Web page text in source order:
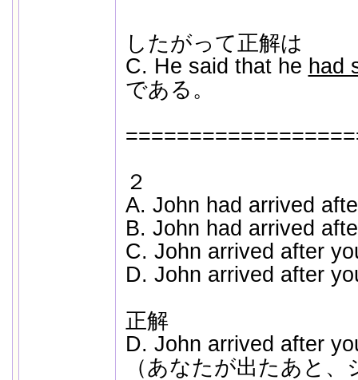
したがって正解は
C. He said that he had
である。
２
A. John had arrived
B. John had arrived
C. John arrived after
D. John arrived after
正解
D. John arrived after
（あなたが出たあと